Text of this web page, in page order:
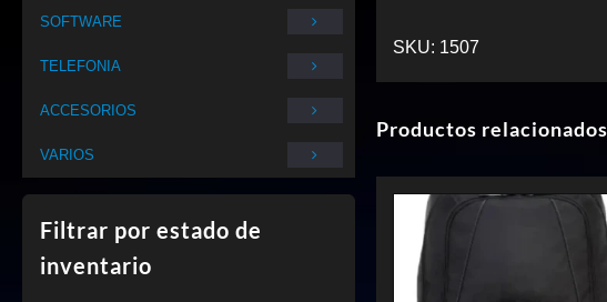
SOFTWARE
TELEFONIA
ACCESORIOS
VARIOS
Filtrar por estado de
inventario
SKU: 1507
Productos relacionados